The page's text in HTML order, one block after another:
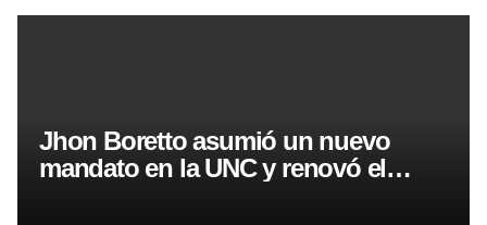
Jhon Boretto asumió un nuevo
mandato en la UNC y renovó el